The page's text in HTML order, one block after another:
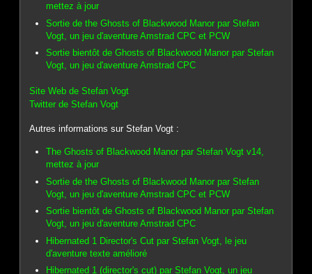
mettez à jour
Sortie de the Ghosts of Blackwood Manor par Stefan
Vogt, un jeu d'aventure Amstrad CPC et PCW
Sortie bientôt de Ghosts of Blackwood Manor par Stefan
Vogt, un jeu d'aventure Amstrad CPC
Site Web de Stefan Vogt
Twitter de Stefan Vogt
Autres informations sur Stefan Vogt :
The Ghosts of Blackwood Manor par Stefan Vogt v14,
mettez à jour
Sortie de the Ghosts of Blackwood Manor par Stefan
Vogt, un jeu d'aventure Amstrad CPC et PCW
Sortie bientôt de Ghosts of Blackwood Manor par Stefan
Vogt, un jeu d'aventure Amstrad CPC
Hibernated 1 Director's Cut par Stefan Vogt, le jeu
d'aventure texte amélioré
Hibernated 1 (director's cut) par Stefan Vogt, un jeu